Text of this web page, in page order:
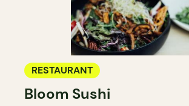
RESTAURANT
Bloom Sushi